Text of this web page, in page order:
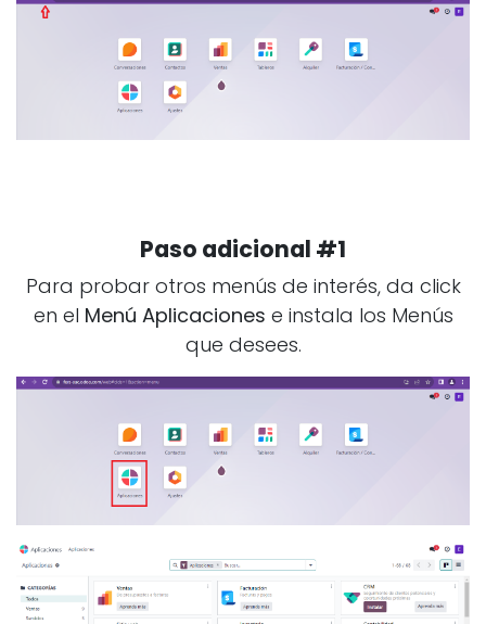
Paso adicional #1
Para probar otros menús de interés, da click
en el Menú Aplicaciones e instala los Menús
que desees.